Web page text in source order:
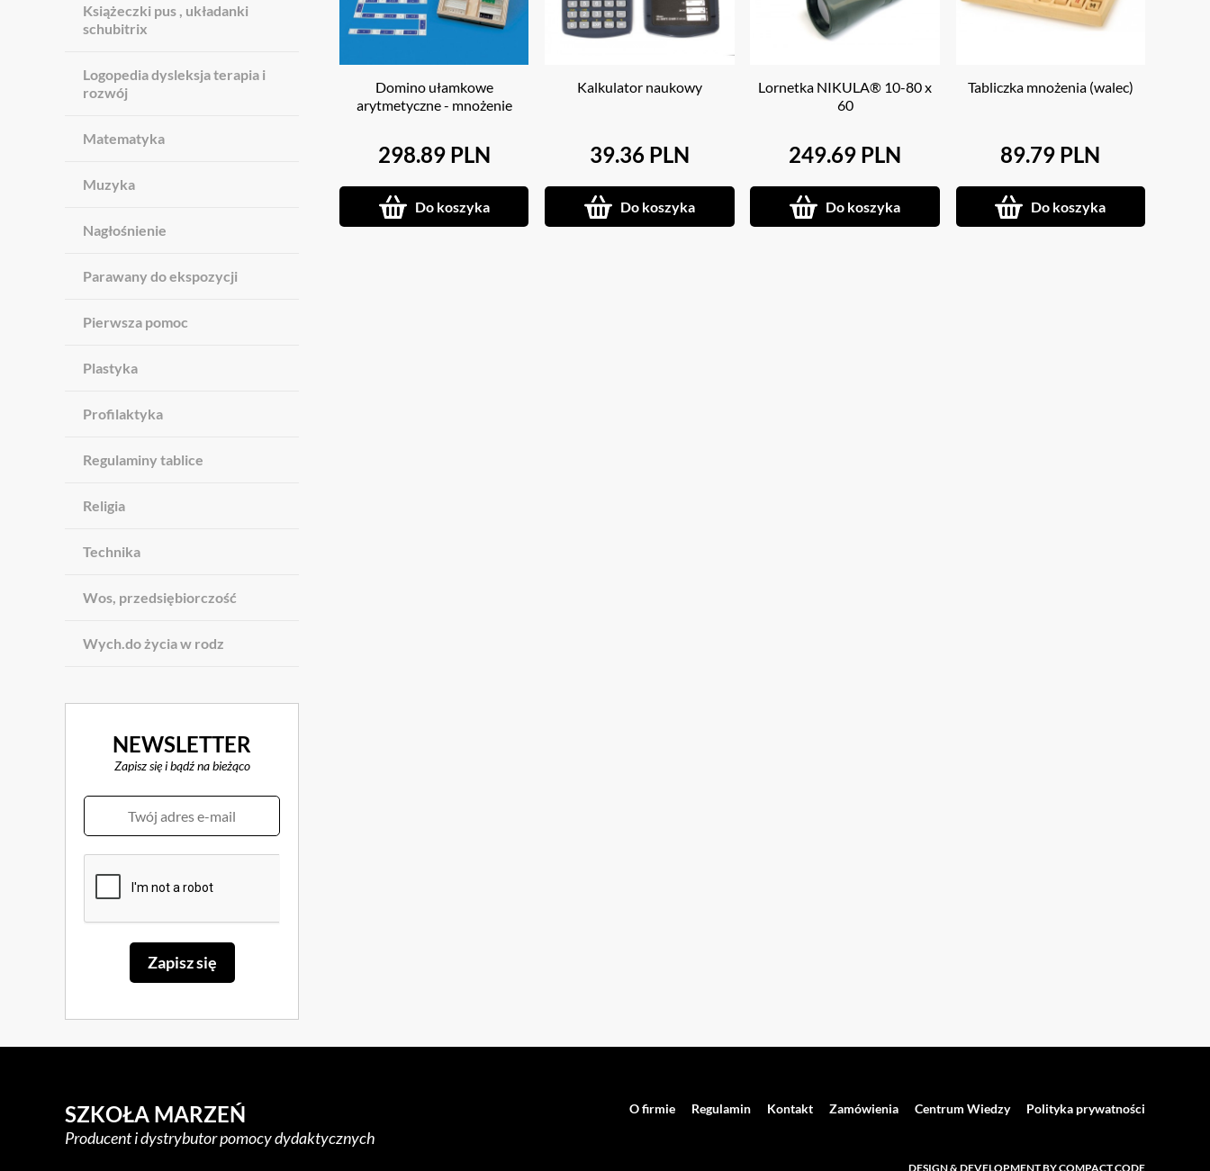
Książeczki pus , układanki
schubitrix
Logopedia dysleksja terapia i
rozwój
Matematyka
Muzyka
Nagłośnienie
Parawany do ekspozycji
Pierwsza pomoc
Plastyka
Profilaktyka
Regulaminy tablice
Religia
Technika
Wos, przedsiębiorczość
Wych.do życia w rodz
NEWSLETTER
Zapisz się i bądź na bieżąco
Domino ułamkowe
arytmetyczne - mnożenie
298.89 PLN
Do koszyka
Kalkulator naukowy
39.36 PLN
Do koszyka
Lornetka NIKULA® 10-80 x
60
249.69 PLN
Do koszyka
Tabliczka mnożenia (walec)
89.79 PLN
Do koszyka
SZKOŁA MARZEŃ
Producent i dystrybutor pomocy dydaktycznych
O firmie Regulamin Kontakt Zamówienia Centrum Wiedzy Polityka prywatności
DESIGN & DEVELOPMENT BY COMPACT CODE